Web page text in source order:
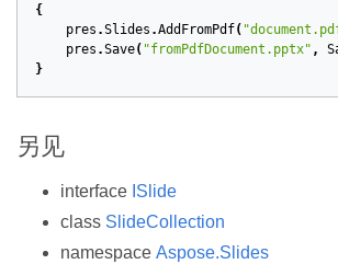
{
pres .Slides .AddFromPdf(
pres .Save( "fromPdfDocument.pptx" ,
}
另见
interface ISlide
class SlideCollection
namespace Aspose.Slides